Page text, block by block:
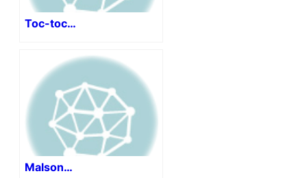
Toc-toc…
Malson…